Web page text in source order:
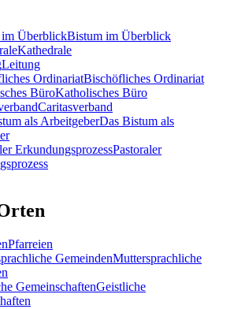
Bistum im Überblick
Kathedrale
Leitung
Bischöfliches Ordinariat
Katholisches Büro
Caritasverband
Das Bistum als
Pastoraler
Pfarreien
Muttersprachliche
Geistliche